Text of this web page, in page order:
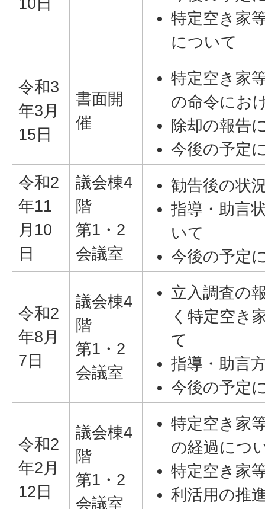
特定空き家
について
令和3
年3月
15日
書面開
催
特定空き家
の命令にお
除却の報告
今後の予定
令和2
年11
月10
日
議会棟4
階
第1・2
会議室
勧告後の状
指導・助言
いて
今後の予定
令和2
年8月
7日
議会棟4
階
第1・2
会議室
立入調査の
く特定空き
て
指導・助言
今後の予定
令和2
年2月
12日
議会棟4
階
第1・2
会議室
特定空き家
の経過につ
特定空き家
利活用の推